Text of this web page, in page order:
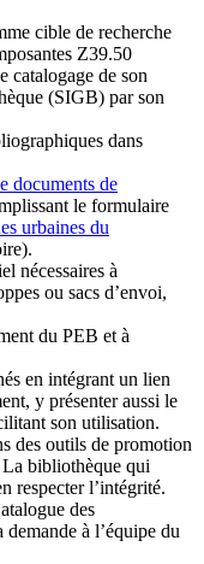
cible de recherche
Z39.50
catalogage de son
(SIGB) par son
dans
documents de
le formulaire
urbaines du
nécessaires à
ou sacs d’envoi,
du PEB et à
en intégrant un lien
y présenter aussi le
son utilisation.
des outils de promotion
bibliothèque qui
respecter l’intégrité.
des
à l’équipe du